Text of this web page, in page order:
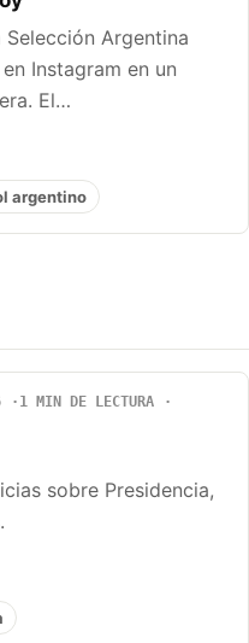
Argentina
Instagram en un
El…
argentino
1 MIN DE LECTURA
sobre Presidencia,